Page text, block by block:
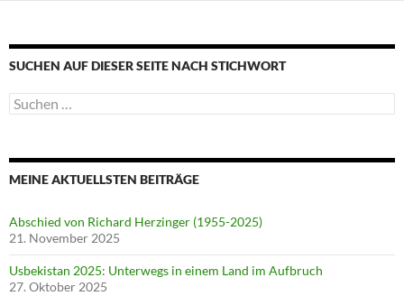
SUCHEN AUF DIESER SEITE NACH STICHWORT
Suche
nach:
MEINE AKTUELLSTEN BEITRÄGE
Abschied von Richard Herzinger (1955-2025)
21. November 2025
Usbekistan 2025: Unterwegs in einem Land im Aufbruch
27. Oktober 2025